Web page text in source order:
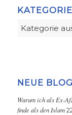
Kategorien
NEUE
Warum ich als Ex-
finde als den Islam